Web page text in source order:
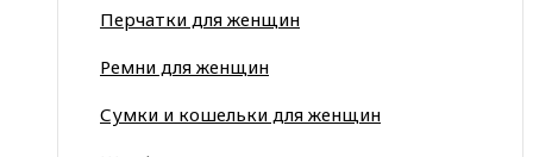
Перчатки для женщин
Ремни для женщин
Сумки и кошельки для женщин